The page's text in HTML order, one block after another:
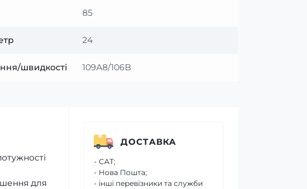
85
24
швидкості 109A8/106B
для
ДОСТАВКА
- САТ;
- Нова Пошта;
- інші перевізники та служби